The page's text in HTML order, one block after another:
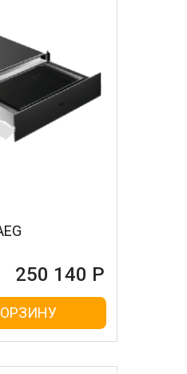
250 140 Р